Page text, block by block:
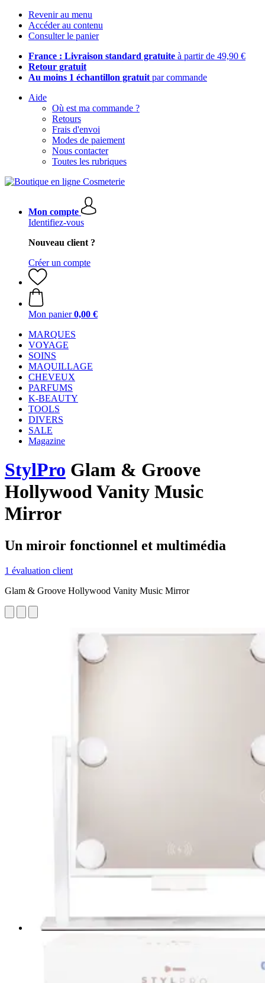
Revenir au menu
Accéder au contenu
Consulter le panier
France : Livraison standard gratuite à partir de 49,90 €
Retour gratuit
Au moins 1 échantillon gratuit par commande
Aide
Où est ma commande ?
Retours
Frais d'envoi
Modes de paiement
Nous contacter
Toutes les rubriques
Mon compte
Identifiez-vous
Nouveau client ?
Créer un compte
Mon panier 0,00 €
MARQUES
VOYAGE
SOINS
MAQUILLAGE
CHEVEUX
PARFUMS
K-BEAUTY
TOOLS
DIVERS
SALE
Magazine
StylPro Glam & Groove
Hollywood Vanity Music
Mirror
Un miroir fonctionnel et multimédia
1 évaluation client
Glam & Groove Hollywood Vanity Music Mirror